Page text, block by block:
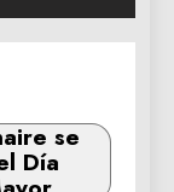
se
Día